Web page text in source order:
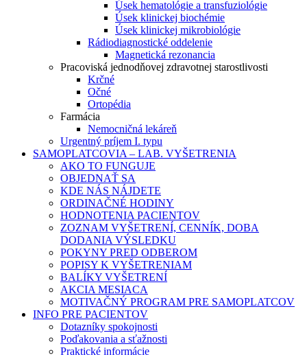
Úsek hematológie a transfuziológie
Úsek klinickej biochémie
Úsek klinickej mikrobiológie
Rádiodiagnostické oddelenie
Magnetická rezonancia
Pracoviská jednodňovej zdravotnej starostlivosti
Krčné
Očné
Ortopédia
Farmácia
Nemocničná lekáreň
Urgentný príjem I. typu
SAMOPLATCOVIA – LAB. VYŠETRENIA
AKO TO FUNGUJE
OBJEDNAŤ SA
KDE NÁS NÁJDETE
ORDINAČNÉ HODINY
HODNOTENIA PACIENTOV
ZOZNAM VYŠETRENÍ, CENNÍK, DOBA
DODANIA VÝSLEDKU
POKYNY PRED ODBEROM
POPISY K VYŠETRENIAM
BALÍKY VYŠETRENÍ
AKCIA MESIACA
MOTIVAČNÝ PROGRAM PRE SAMOPLATCOV
INFO PRE PACIENTOV
Dotazníky spokojnosti
Poďakovania a sťažnosti
Praktické informácie